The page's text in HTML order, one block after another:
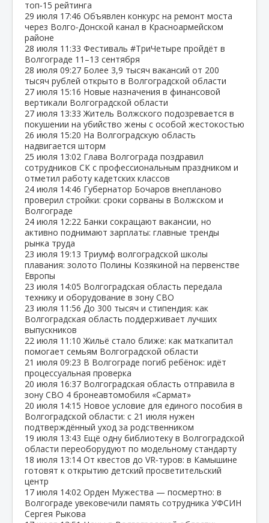
топ‑15 рейтинга
29 июля 17:46 Объявлен конкурс на ремонт моста
через Волго‑Донской канал в Красноармейском
районе
28 июля 11:33 Фестиваль #ТриЧетыре пройдёт в
Волгограде 11–13 сентября
28 июля 09:27 Более 3,9 тысяч вакансий от 200
тысяч рублей открыто в Волгоградской области
27 июля 15:16 Новые назначения в финансовой
вертикали Волгоградской области
27 июля 13:33 Житель Волжского подозревается в
покушении на убийство жены с особой жестокостью
26 июля 15:20 На Волгоградскую область
надвигается шторм
25 июля 13:02 Глава Волгограда поздравил
сотрудников СК с профессиональным праздником и
отметил работу кадетских классов
24 июля 14:46 Губернатор Бочаров внепланово
проверил стройки: сроки сорваны в Волжском и
Волгограде
24 июля 12:22 Банки сокращают вакансии, но
активно поднимают зарплаты: главные тренды
рынка труда
23 июля 19:13 Триумф волгоградской школы
плавания: золото Полины Козякиной на первенстве
Европы
23 июля 14:05 Волгоградская область передала
технику и оборудование в зону СВО
23 июля 11:56 До 300 тысяч и стипендия: как
Волгоградская область поддерживает лучших
выпускников
22 июля 11:10 Жильё стало ближе: как маткапитал
помогает семьям Волгоградской области
21 июля 09:23 В Волгограде погиб ребёнок: идёт
процессуальная проверка
20 июля 16:37 Волгоградская область отправила в
зону СВО 4 бронеавтомобиля «Сармат»
20 июля 14:15 Новое условие для единого пособия в
Волгоградской области: с 21 июля нужен
подтверждённый уход за родственником
19 июля 13:43 Ещё одну библиотеку в Волгоградской
области переоборудуют по модельному стандарту
18 июля 13:14 От квестов до VR‑туров: в Камышине
готовят к открытию детский просветительский
центр
17 июля 14:02 Орден Мужества — посмертно: в
Волгограде увековечили память сотрудника УФСИН
Сергея Рыкова